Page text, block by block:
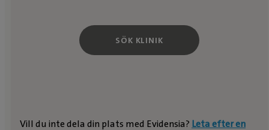
SÖK KLINIK
Vill du inte dela din plats med Evidensia? Leta efter en